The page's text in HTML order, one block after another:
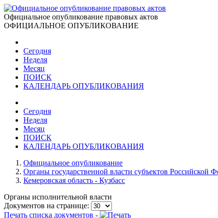
Официальное опубликование правовых актов
ОФИЦИАЛЬНОЕ ОПУБЛИКОВАНИЕ
Сегодня
Неделя
Месяц
ПОИСК
КАЛЕНДАРЬ ОПУБЛИКОВАНИЯ
Сегодня
Неделя
Месяц
ПОИСК
КАЛЕНДАРЬ ОПУБЛИКОВАНИЯ
Официальное опубликование
Органы государственной власти субъектов Российской
Кемеровская область - Кузбасс
Органы исполнительной власти
Документов на странице:
Печать списка документов -